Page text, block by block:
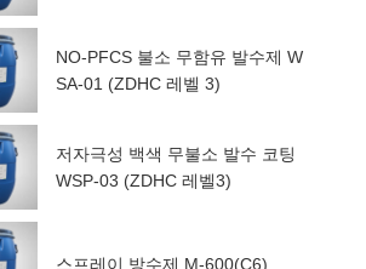
NO-PFCS 불소 무함유 발수제 W
SA-01 (ZDHC 레벨 3)
저자극성 백색 무불소 발수 코팅
WSP-03 (ZDHC 레벨3)
스프레이 방수제 M-600(C6)